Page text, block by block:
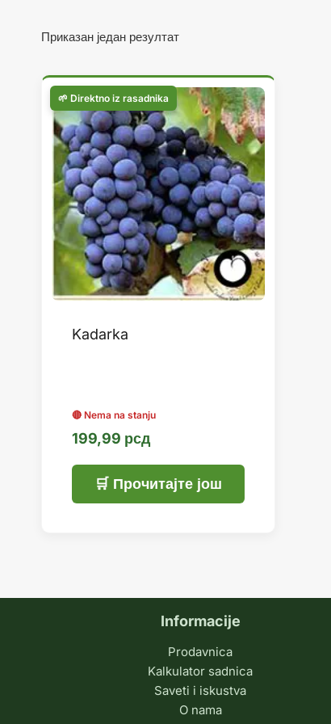
Приказан један резултат
Kadarka
199,99 рсд
Прочитајте још
Informacije
Prodavnica
Kalkulator sadnica
Saveti i iskustva
O nama